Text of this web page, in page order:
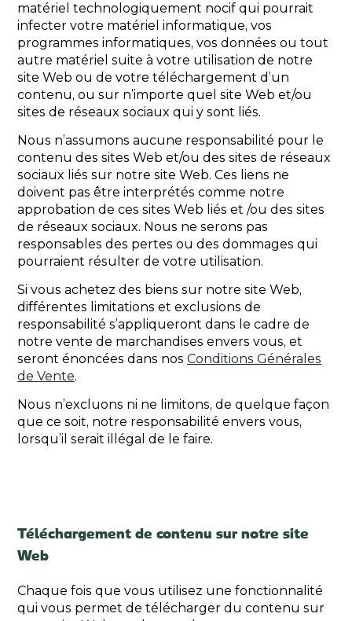
matériel technologiquement nocif qui pourrait
infecter votre matériel informatique, vos
programmes informatiques, vos données ou tout
autre matériel suite à votre utilisation de notre
site Web ou de votre téléchargement d’un
contenu, ou sur n’importe quel site Web et/ou
sites de réseaux sociaux qui y sont liés.
Nous n’assumons aucune responsabilité pour le
contenu des sites Web et/ou des sites de réseaux
sociaux liés sur notre site Web. Ces liens ne
doivent pas être interprétés comme notre
approbation de ces sites Web liés et /ou des sites
de réseaux sociaux. Nous ne serons pas
responsables des pertes ou des dommages qui
pourraient résulter de votre utilisation.
Si vous achetez des biens sur notre site Web,
différentes limitations et exclusions de
responsabilité s’appliqueront dans le cadre de
notre vente de marchandises envers vous, et
seront énoncées dans nos Conditions Générales
de Vente.
Nous n’excluons ni ne limitons, de quelque façon
que ce soit, notre responsabilité envers vous,
lorsqu’il serait illégal de le faire.
Téléchargement de contenu sur notre site
Web
Chaque fois que vous utilisez une fonctionnalité
qui vous permet de télécharger du contenu sur